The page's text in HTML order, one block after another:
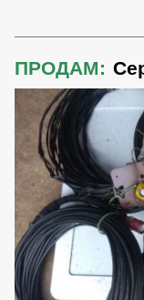
ПРОДАМ: